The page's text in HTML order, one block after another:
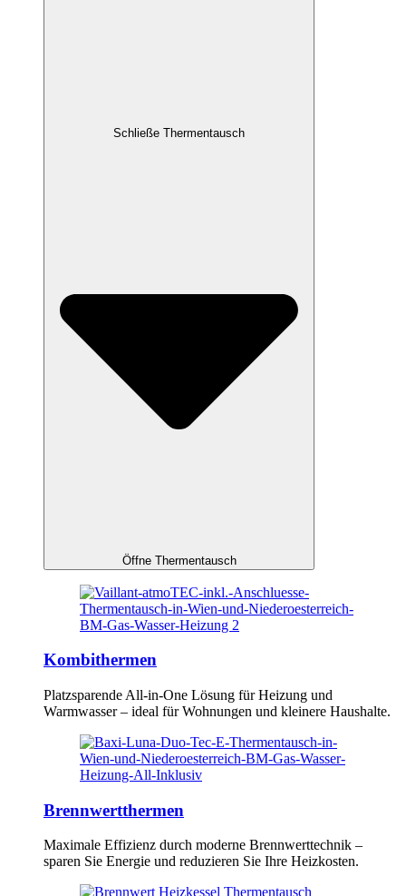
Schließe Thermentausch
Öffne Thermentausch
Kombithermen
Platzsparende All-in-One Lösung für Heizung und
Warmwasser – ideal für Wohnungen und kleinere Haushalte.
Brennwertthermen
Maximale Effizienz durch moderne Brennwerttechnik –
sparen Sie Energie und reduzieren Sie Ihre Heizkosten.